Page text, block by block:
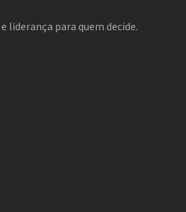
liderança para quem decide.